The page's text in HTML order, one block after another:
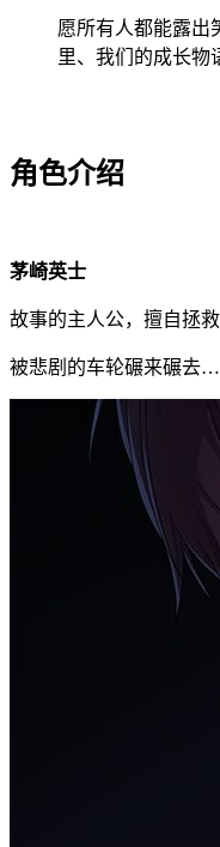
愿所有人都能露出
里、我们的成长
角色介绍
茅崎英士
故事的主人公，擅自拯
被悲剧的车轮碾来碾去